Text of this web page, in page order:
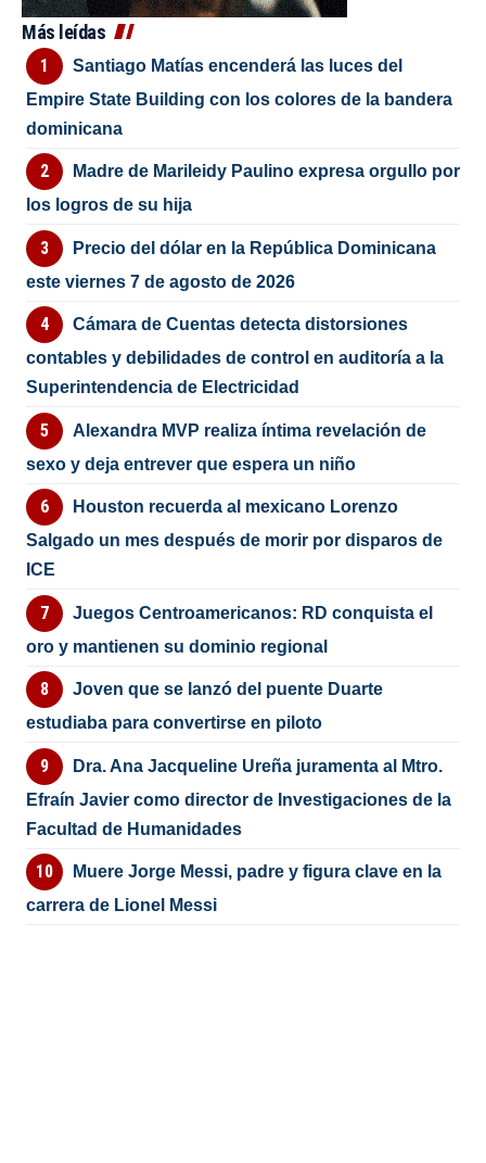
Más leídas
Santiago Matías encenderá las luces del
Empire State Building con los colores de la bandera
dominicana
Madre de Marileidy Paulino expresa orgullo por
los logros de su hija
Precio del dólar en la República Dominicana
este viernes 7 de agosto de 2026
Cámara de Cuentas detecta distorsiones
contables y debilidades de control en auditoría a la
Superintendencia de Electricidad
Alexandra MVP realiza íntima revelación de
sexo y deja entrever que espera un niño
Houston recuerda al mexicano Lorenzo
Salgado un mes después de morir por disparos de
ICE
Juegos Centroamericanos: RD conquista el
oro y mantienen su dominio regional
Joven que se lanzó del puente Duarte
estudiaba para convertirse en piloto
Dra. Ana Jacqueline Ureña juramenta al Mtro.
Efraín Javier como director de Investigaciones de la
Facultad de Humanidades
Muere Jorge Messi, padre y figura clave en la
carrera de Lionel Messi